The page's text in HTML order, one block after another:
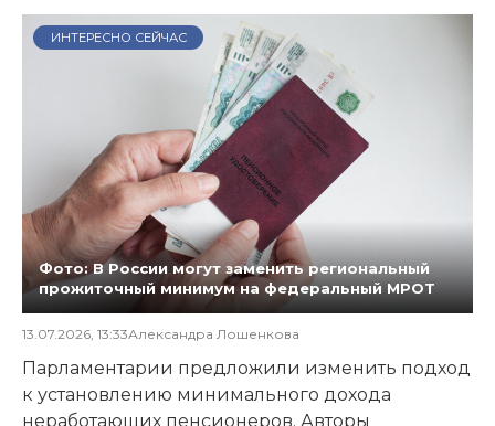
ИНТЕРЕСНО СЕЙЧАС
Фото: В России могут заменить региональный
прожиточный минимум на федеральный МРОТ
13.07.2026, 13:33Александра Лошенкова
Парламентарии предложили изменить подход
к установлению минимального дохода
неработающих пенсионеров. Авторы